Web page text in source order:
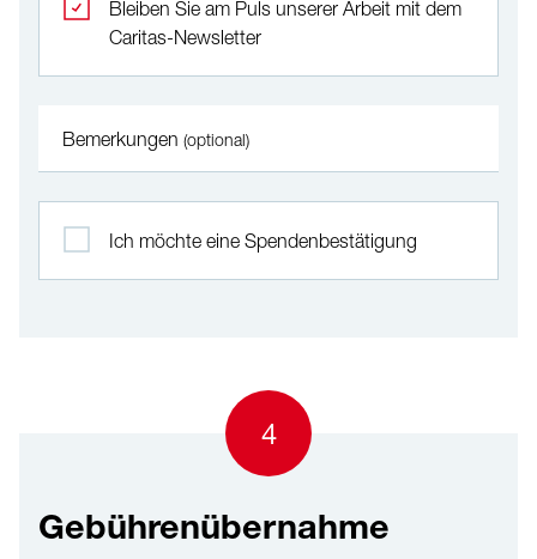
Bleiben Sie am Puls unserer Arbeit mit dem
Caritas-Newsletter
Bemerkungen (optional)
Ich möchte eine Spendenbestätigung
4
Gebührenübernahme